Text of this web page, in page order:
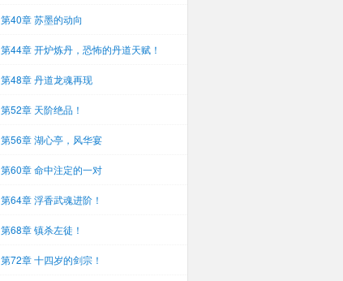
第40章 苏墨的动向
第44章 开炉炼丹，恐怖的丹道天赋！
第48章 丹道龙魂再现
第52章 天阶绝品！
第56章 湖心亭，风华宴
第60章 命中注定的一对
第64章 浮香武魂进阶！
第68章 镇杀左徒！
第72章 十四岁的剑宗！